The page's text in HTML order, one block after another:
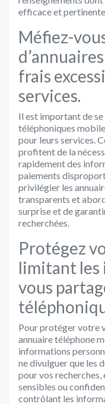
efficace et
Méfiez-
frais
services.
Il est important de se
téléphoniques
pour leurs services.
profitent de la
rapidement des
paiements
privilégier les
transparents et
surprise et de
recherchées.
Protégez
limitant les
vous
Pour protéger votre
annuaire téléphone
informations
ne divulguer que les
pour vos
sensibles ou
contrôlant les